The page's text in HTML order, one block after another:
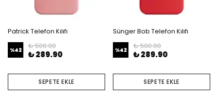
Patrick Telefon Kılıfı
%42 ₺ 500.00
₺ 289.90
SEPETE EKLE
Sünger Bob Telefon Kılıfı
%42 ₺ 500.00
₺ 289.90
SEPETE EKLE